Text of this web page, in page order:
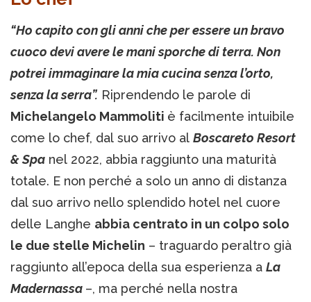
“Ho capito con gli anni che per essere un bravo
cuoco devi avere le mani sporche di terra. Non
potrei immaginare la mia cucina senza l’orto,
senza la serra”. Riprendendo le parole di
Michelangelo Mammoliti è facilmente intuibile
come lo chef, dal suo arrivo al Boscareto Resort
& Spa nel 2022, abbia raggiunto una maturità
totale. E non perché a solo un anno di distanza
dal suo arrivo nello splendido hotel nel cuore
delle Langhe abbia centrato in un colpo solo
le due stelle Michelin – traguardo peraltro già
raggiunto all’epoca della sua esperienza a La
Madernassa –, ma perché nella nostra